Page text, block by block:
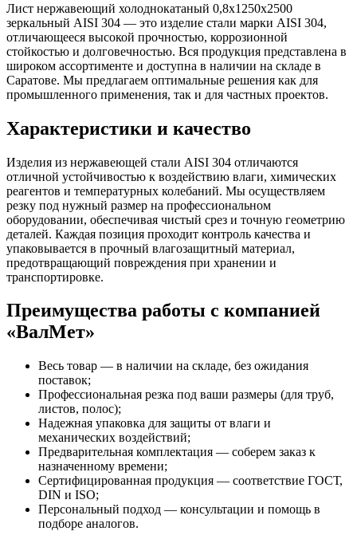
Лист нержавеющий холоднокатаный 0,8х1250х2500
зеркальный AISI 304 — это изделие стали марки AISI 304,
отличающееся высокой прочностью, коррозионной
стойкостью и долговечностью. Вся продукция представлена в
широком ассортименте и доступна в наличии на складе в
Саратове. Мы предлагаем оптимальные решения как для
промышленного применения, так и для частных проектов.
Характеристики и качество
Изделия из нержавеющей стали AISI 304 отличаются
отличной устойчивостью к воздействию влаги, химических
реагентов и температурных колебаний. Мы осуществляем
резку под нужный размер на профессиональном
оборудовании, обеспечивая чистый срез и точную геометрию
деталей. Каждая позиция проходит контроль качества и
упаковывается в прочный влагозащитный материал,
предотвращающий повреждения при хранении и
транспортировке.
Преимущества работы с компанией
«ВалМет»
Весь товар — в наличии на складе, без ожидания
поставок;
Профессиональная резка под ваши размеры (для труб,
листов, полос);
Надежная упаковка для защиты от влаги и
механических воздействий;
Предварительная комплектация — соберем заказ к
назначенному времени;
Сертифицированная продукция — соответствие ГОСТ,
DIN и ISO;
Персональный подход — консультации и помощь в
подборе аналогов.